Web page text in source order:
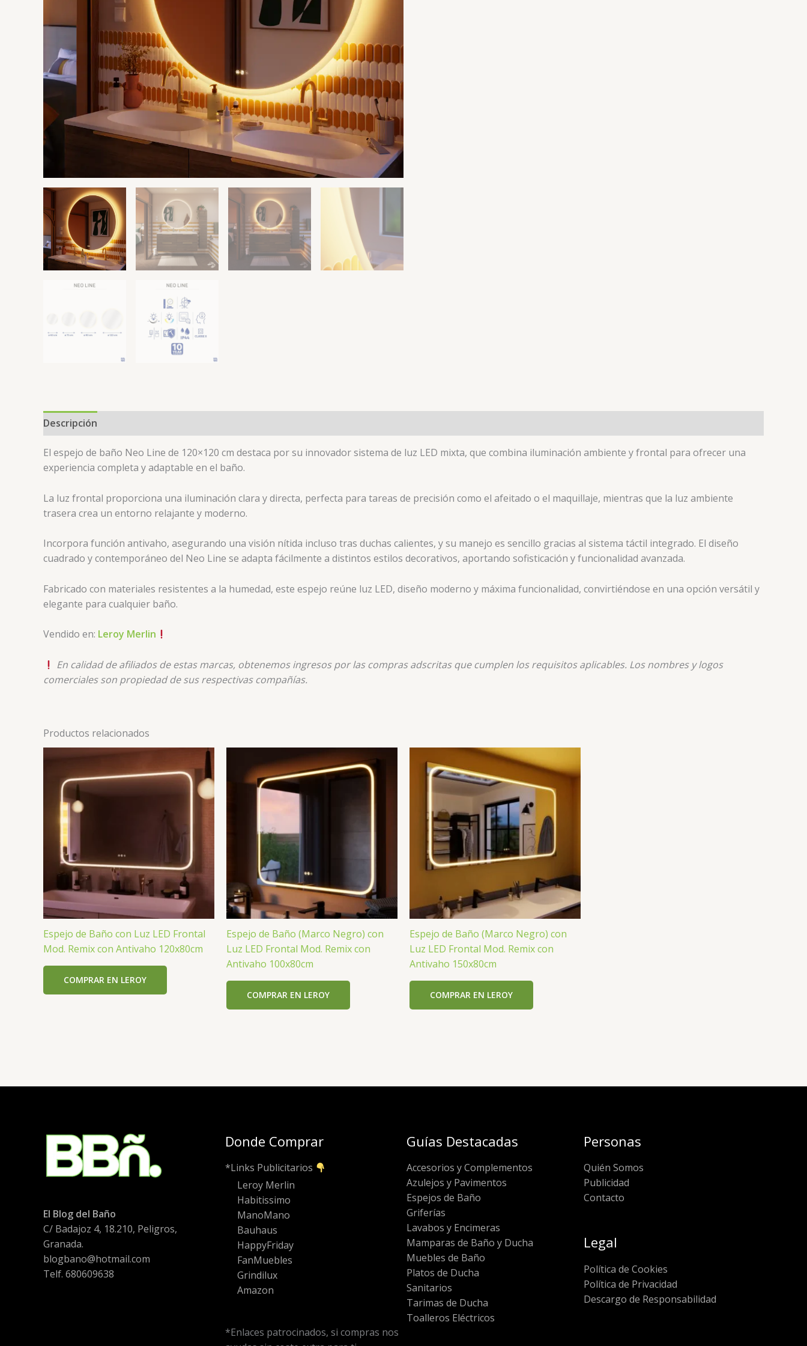
Descripción
El espejo de baño Neo Line de 120×120 cm destaca por su innovador sistema de luz LED mixta, que combina iluminación ambiente y frontal para ofrecer una
experiencia completa y adaptable en el baño.
La luz frontal proporciona una iluminación clara y directa, perfecta para tareas de precisión como el afeitado o el maquillaje, mientras que la luz ambiente
trasera crea un entorno relajante y moderno.
Incorpora función antivaho, asegurando una visión nítida incluso tras duchas calientes, y su manejo es sencillo gracias al sistema táctil integrado. El diseño
cuadrado y contemporáneo del Neo Line se adapta fácilmente a distintos estilos decorativos, aportando sofisticación y funcionalidad avanzada.
Fabricado con materiales resistentes a la humedad, este espejo reúne luz LED, diseño moderno y máxima funcionalidad, convirtiéndose en una opción versátil y
elegante para cualquier baño.
Vendido en: Leroy Merlin
En calidad de afiliados de estas marcas, obtenemos ingresos por las compras adscritas que cumplen los requisitos aplicables. Los nombres y logos
comerciales son propiedad de sus respectivas compañías.
Productos relacionados
Espejo de Baño con Luz LED Frontal
Mod. Remix con Antivaho 120x80cm
COMPRAR EN LEROY
Espejo de Baño (Marco Negro) con
Luz LED Frontal Mod. Remix con
Antivaho 100x80cm
COMPRAR EN LEROY
Espejo de Baño (Marco Negro) con
Luz LED Frontal Mod. Remix con
Antivaho 150x80cm
COMPRAR EN LEROY
El Blog del Baño
C/ Badajoz 4, 18.210, Peligros,
Granada.
blogbano@hotmail.com
Telf. 680609638
Donde Comprar
*Links Publicitarios
Leroy Merlin
Habitissimo
ManoMano
Bauhaus
HappyFriday
FanMuebles
Grindilux
Amazon
*Enlaces patrocinados, si compras nos
Guías Destacadas
Accesorios y Complementos
Azulejos y Pavimentos
Espejos de Baño
Griferías
Lavabos y Encimeras
Mamparas de Baño y Ducha
Muebles de Baño
Platos de Ducha
Sanitarios
Tarimas de Ducha
Toalleros Eléctricos
Personas
Quién Somos
Publicidad
Contacto
Legal
Política de Cookies
Política de Privacidad
Descargo de Responsabilidad